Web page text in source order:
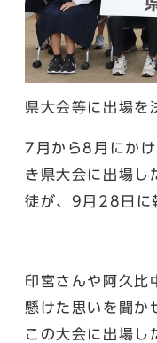
県大会等に出場を
7月から8月にか
き県大会に出場し
徒が、9月28日に
印宮さんや阿久比
懸けた思いを聞か
この大会に出場し